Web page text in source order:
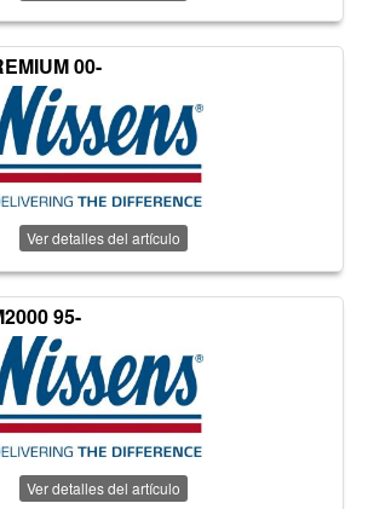
00-
Ver detalles del artículo
95-
Ver detalles del artículo